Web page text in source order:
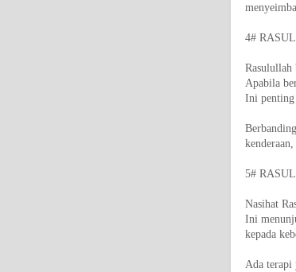
4#
Rasulullah
Apabila
Ini penting
5#
Nasihat
Ini
kepada
Ada terapi